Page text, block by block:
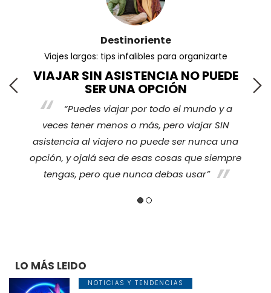
Destinoriente
Viajes largos: tips infalibles para organizarte
VIAJAR SIN ASISTENCIA NO PUEDE
SER UNA OPCIÓN
“Puedes viajar por todo el mundo y a
veces tener menos o más, pero viajar SIN
asistencia al viajero no puede ser nunca una
opción, y ojalá sea de esas cosas que siempre
tengas, pero que nunca debas usar”
LO MÁS LEIDO
NOTICIAS Y TENDENCIAS